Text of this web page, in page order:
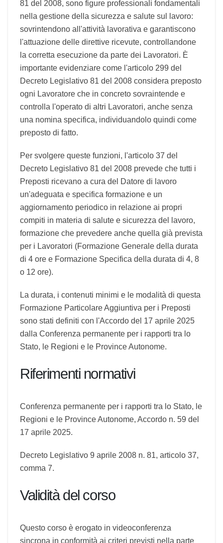
I Preposti, così come definiti dal Decreto
Legislativo 81 del 2008, sono figure professionali
fondamentali nella gestione della sicurezza e
salute sul lavoro: sovrintendono all'attività
lavorativa e garantiscono l'attuazione delle
direttive ricevute, controllandone la corretta
esecuzione da parte dei Lavoratori. È importante
evidenziare come l'articolo 299 del Decreto
Legislativo 81 del 2008 considera preposto ogni
Lavoratore che in concreto sovraintende e
senza una nomina specifica, individuandolo
quindi come preposto di fatto.
Per svolgere queste funzioni, l'articolo 37 del
Decreto Legislativo 81 del 2008 prevede che tutti
i Preposti ricevano a cura del Datore di lavoro
un'adeguata e specifica formazione e un
aggiornamento periodico in relazione ai propri
compiti in materia di salute e sicurezza del
lavoro, formazione che prevedere anche quella
Generale della durata di 4 ore e Formazione
Specifica della durata di 4, 8 o 12 ore).
La durata, i contenuti minimi e le modalità di
questa Formazione Particolare Aggiuntiva per i
aprile 2025 dalla Conferenza permanente per i
Riferimenti normativi
Conferenza permanente per i rapporti tra lo
Stato, le Regioni e le Province Autonome,